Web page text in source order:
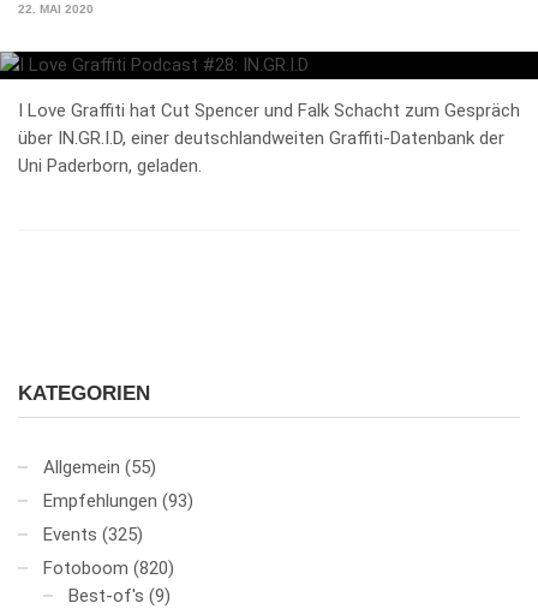
22. MAI 2020
I Love Graffiti hat Cut Spencer und Falk Schacht zum Gespräch
über IN.GR.I.D, einer deutschlandweiten Graffiti-Datenbank der
Uni Paderborn, geladen.
KATEGORIEN
Allgemein (55)
Empfehlungen (93)
Events (325)
Fotoboom (820)
Best-of's (9)